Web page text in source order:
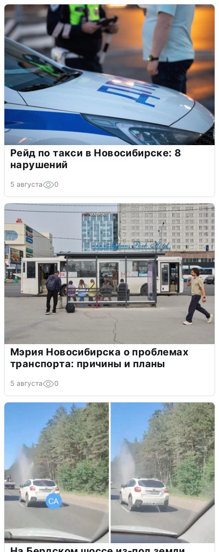
Рейд по такси в Новосибирске: 8
нарушений
5 августа 0
Мэрия Новосибирска о проблемах
транспорта: причины и планы
5 августа 0